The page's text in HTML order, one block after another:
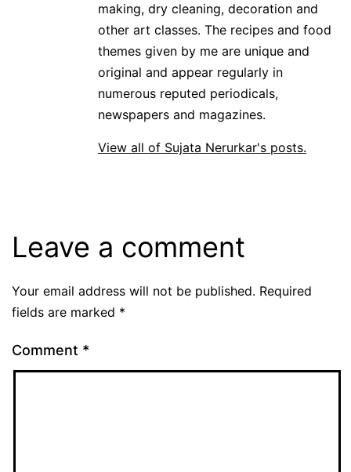
making, dry cleaning, decoration and
other art classes. The recipes and food
themes given by me are unique and
original and appear regularly in
numerous reputed periodicals,
newspapers and magazines.
View all of Sujata Nerurkar's posts.
Leave a comment
Your email address will not be published. Required
fields are marked *
Comment *